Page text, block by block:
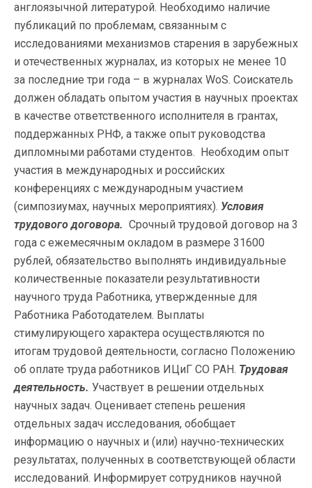
англоязычной литературой. Необходимо наличие
публикаций по проблемам, связанным с
исследованиями механизмов старения в зарубежных
и отечественных журналах, из которых не менее 10
за последние три года – в журналах WoS. Соискатель
должен обладать опытом участия в научных проектах
в качестве ответственного исполнителя в грантах,
поддержанных РНФ, а также опыт руководства
дипломными работами студентов. Необходим опыт
участия в международных и российских
конференциях с международным участием
(симпозиумах, научных мероприятиях). Условия
трудового договора. Срочный трудовой договор на 3
года с ежемесячным окладом в размере 31600
рублей, обязательство выполнять индивидуальные
количественные показатели результативности
научного труда Работника, утвержденные для
Работника Работодателем. Выплаты
стимулирующего характера осуществляются по
итогам трудовой деятельности, согласно Положению
об оплате труда работников ИЦиГ СО РАН. Трудовая
деятельность. Участвует в решении отдельных
научных задач. Оценивает степень решения
отдельных задач исследования, обобщает
информацию о научных и (или) научно-технических
результатах, полученных в соответствующей области
исследований. Информирует сотрудников научной